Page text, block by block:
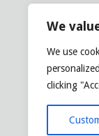
We
We use
clicking